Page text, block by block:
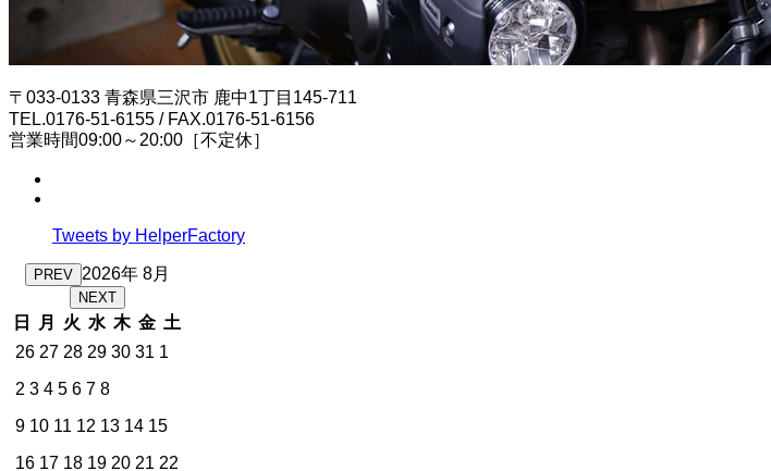
〒033-0133 青森県三沢市 鹿中1丁目145-711
TEL.0176-51-6155 / FAX.0176-51-6156
営業時間09:00～20:00［不定休］
Tweets by HelperFactory
PREV 2026年 8月
NEXT
日 月 火 水 木 金 土
26 27 28 29 30 31 1
2 3 4 5 6 7 8
9 10 11 12 13 14 15
16 17 18 19 20 21 22